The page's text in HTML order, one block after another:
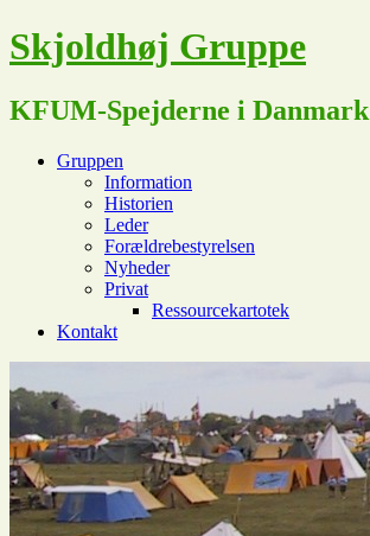
Skjoldhøj Gruppe
KFUM-Spejderne i Danmark
Gruppen
Information
Historien
Leder
Forældrebestyrelsen
Nyheder
Privat
Ressourcekartotek
Kontakt